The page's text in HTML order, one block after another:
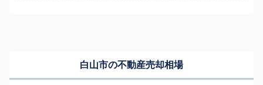
白山市の不動産売却相場